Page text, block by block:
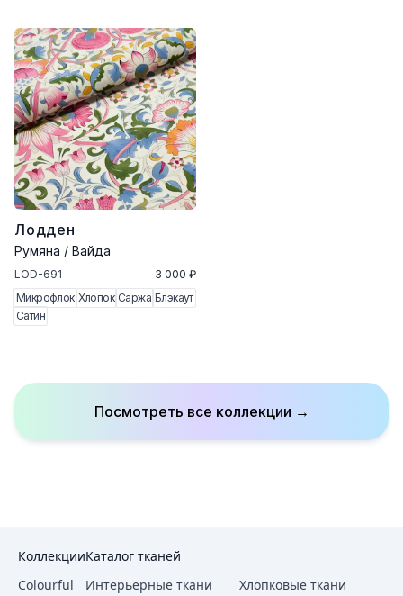
Лодден
Румяна / Вайда
LOD-691
3 000 ₽
Микрофлок Хлопок Саржа Блэкаут
Сатин
Посмотреть все коллекции →
Коллекции
Colourful
Каталог тканей
Интерьерные ткани
Хлопковые ткани